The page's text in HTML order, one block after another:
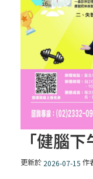
（１
更新於 2026-07-15 作